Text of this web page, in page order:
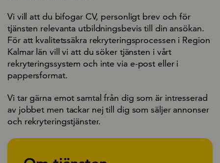
Vi vill att du bifogar CV, personligt brev och för
tjänsten relevanta utbildningsbevis till din ansökan.
För att kvalitetssäkra rekryteringsprocessen i Region
Kalmar län vill vi att du söker tjänsten i vårt
rekryteringssystem och inte via e-post eller i
pappersformat.
Vi tar gärna emot samtal från dig som är intresserad
av jobbet men tackar nej till dig som säljer annonser
och rekryteringstjänster.